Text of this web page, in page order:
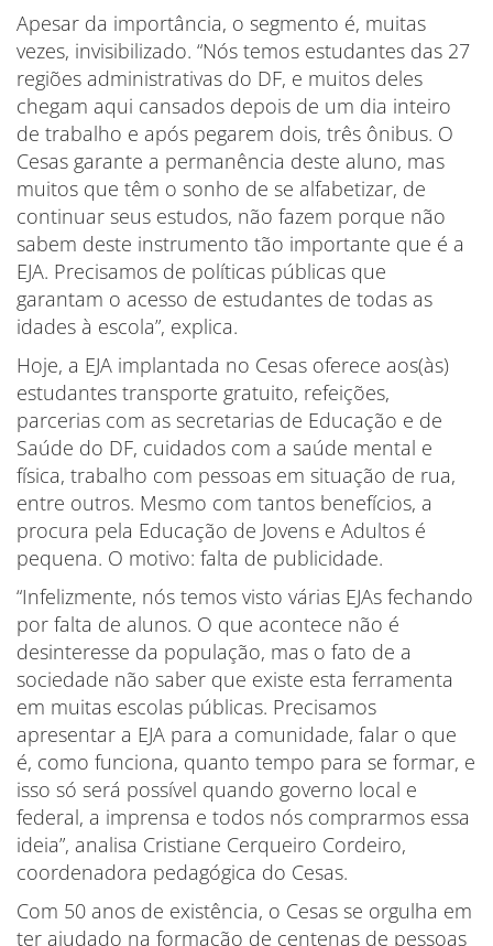
Apesar da importância, o segmento é, muitas
vezes, invisibilizado. “Nós temos estudantes das 27
regiões administrativas do DF, e muitos deles
chegam aqui cansados depois de um dia inteiro
de trabalho e após pegarem dois, três ônibus. O
Cesas garante a permanência deste aluno, mas
muitos que têm o sonho de se alfabetizar, de
continuar seus estudos, não fazem porque não
sabem deste instrumento tão importante que é a
EJA. Precisamos de políticas públicas que
garantam o acesso de estudantes de todas as
idades à escola”, explica.
Hoje, a EJA implantada no Cesas oferece aos(às)
estudantes transporte gratuito, refeições,
parcerias com as secretarias de Educação e de
Saúde do DF, cuidados com a saúde mental e
física, trabalho com pessoas em situação de rua,
entre outros. Mesmo com tantos benefícios, a
procura pela Educação de Jovens e Adultos é
pequena. O motivo: falta de publicidade.
“Infelizmente, nós temos visto várias EJAs fechando
por falta de alunos. O que acontece não é
desinteresse da população, mas o fato de a
sociedade não saber que existe esta ferramenta
em muitas escolas públicas. Precisamos
apresentar a EJA para a comunidade, falar o que
é, como funciona, quanto tempo para se formar, e
isso só será possível quando governo local e
federal, a imprensa e todos nós comprarmos essa
ideia”, analisa Cristiane Cerqueiro Cordeiro,
coordenadora pedagógica do Cesas.
Com 50 anos de existência, o Cesas se orgulha em
ter ajudado na formação de centenas de pessoas